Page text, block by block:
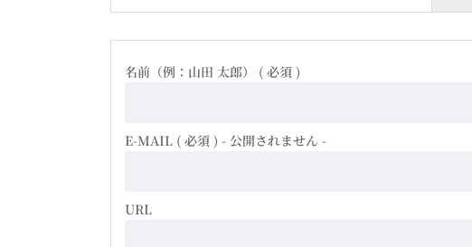
名前（例：山田 太郎） ( 必須 )
E-MAIL ( 必須 ) - 公開されません -
URL